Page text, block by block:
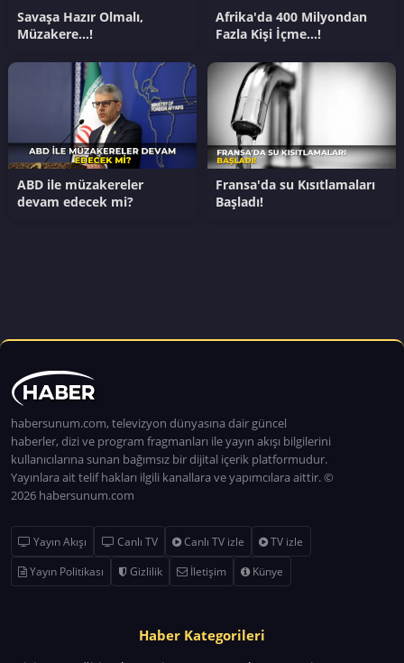
Savaşa Hazır Olmalı,
Müzakere…!
Afrika'da 400 Milyondan
Fazla Kişi İçme…!
ABD ile müzakereler
devam edecek mi?
Fransa'da su Kısıtlamaları
Başladı!
habersunum.com, televizyon dünyasına dair güncel
haberler, dizi ve program fragmanları ile yayın akışı bilgilerini
kullanıcılarına sunan bağımsız bir dijital içerik platformudur.
Yayınlara ait telif hakları ilgili kanallara ve yapımcılara aittir. ©
2026 habersunum.com
Yayın Akışı Canlı TV Canlı TV izle
TV izle
Yayın Politikası
Gizlilik İletişim Künye
Haber Kategorileri